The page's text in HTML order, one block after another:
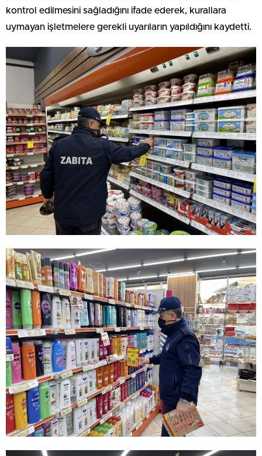
kontrol edilmesini sağladığını ifade ederek, kurallara
uymayan işletmelere gerekli uyarıların yapıldığını kaydetti.